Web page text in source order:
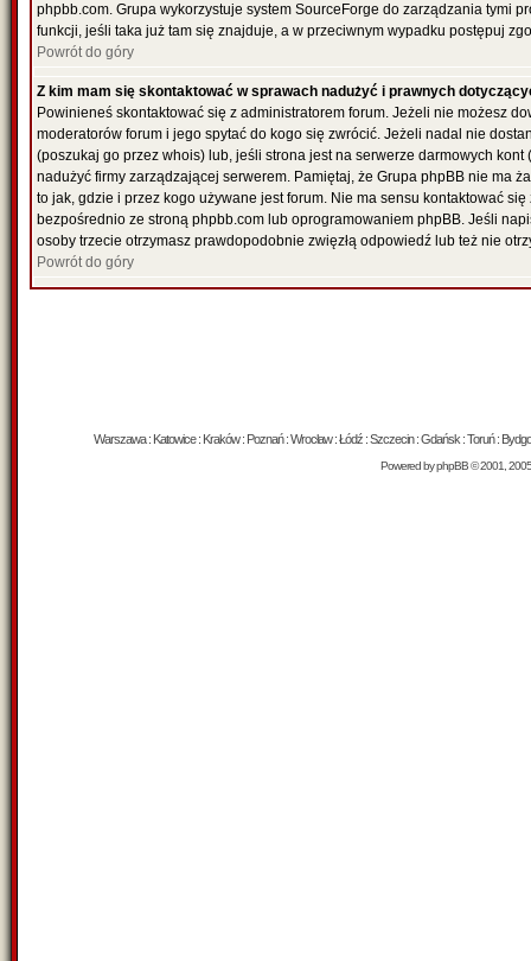
phpbb.com. Grupa wykorzystuje system SourceForge do zarządzania tymi
funkcji, jeśli taka już tam się znajduje, a w przeciwnym wypadku postępuj
Powrót do góry
Z kim mam się skontaktować w sprawach nadużyć i prawnych
Powinieneś skontaktować się z administratorem forum. Jeżeli nie możesz
moderatorów forum i jego spytać do kogo się zwrócić. Jeżeli nadal nie
(poszukaj go przez whois) lub, jeśli strona jest na serwerze darmowych
nadużyć firmy zarządzającej serwerem. Pamiętaj, że Grupa phpBB nie ma
to jak, gdzie i przez kogo używane jest forum. Nie ma sensu kontaktować
bezpośrednio ze stroną phpbb.com lub oprogramowaniem phpBB. Jeśli
osoby trzecie otrzymasz prawdopodobnie zwięzłą odpowiedź lub też nie
Powrót do góry
Warszawa : Katowice : Kraków : Poznań : Wrocław : Łódź : Szczecin : Gdańsk : Toruń :
Powered byphpBB© 2001,